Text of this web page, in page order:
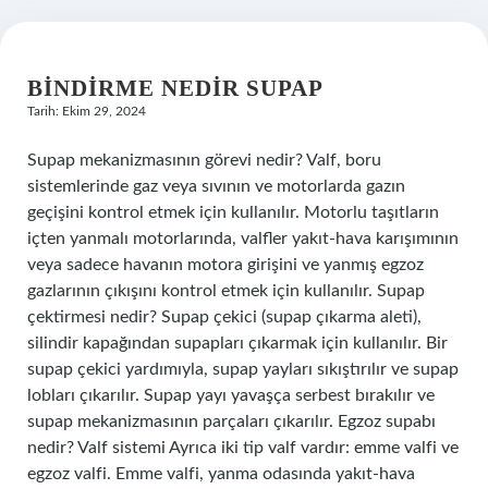
BINDIRME NEDIR SUPAP
Tarih: Ekim 29, 2024
Supap mekanizmasının görevi nedir? Valf, boru
sistemlerinde gaz veya sıvının ve motorlarda gazın
geçişini kontrol etmek için kullanılır. Motorlu taşıtların
içten yanmalı motorlarında, valfler yakıt-hava karışımının
veya sadece havanın motora girişini ve yanmış egzoz
gazlarının çıkışını kontrol etmek için kullanılır. Supap
çektirmesi nedir? Supap çekici (supap çıkarma aleti),
silindir kapağından supapları çıkarmak için kullanılır. Bir
supap çekici yardımıyla, supap yayları sıkıştırılır ve supap
lobları çıkarılır. Supap yayı yavaşça serbest bırakılır ve
supap mekanizmasının parçaları çıkarılır. Egzoz supabı
nedir? Valf sistemi Ayrıca iki tip valf vardır: emme valfi ve
egzoz valfi. Emme valfi, yanma odasında yakıt-hava